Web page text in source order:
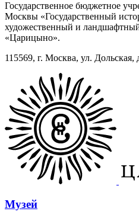
Государственное бюджетное
Москвы «Государственный
художественный и
«Царицыно».
115569, г. Москва, ул. Дольская,
Музей